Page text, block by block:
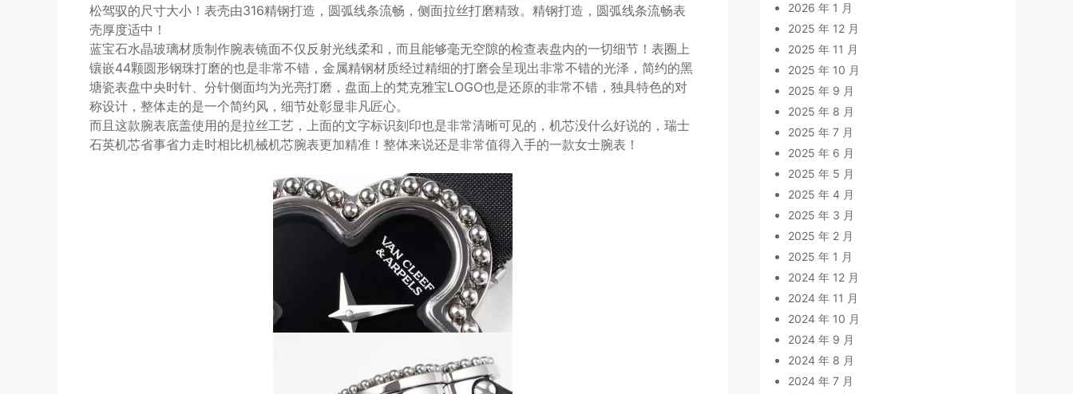
松驾驭的尺寸大小！表壳由316精钢打造，圆弧线条流畅，侧面拉丝打磨精致。精钢打造，圆弧线条流畅表
壳厚度适中！
蓝宝石水晶玻璃材质制作腕表镜面不仅反射光线柔和，而且能够毫无空隙的检查表盘内的一切细节！表圈上
镶嵌44颗圆形钢珠打磨的也是非常不错，金属精钢材质经过精细的打磨会呈现出非常不错的光泽，简约的黑
塘瓷表盘中央时针、分针侧面均为光亮打磨，盘面上的梵克雅宝LOGO也是还原的非常不错，独具特色的对
称设计，整体走的是一个简约风，细节处彰显非凡匠心。
而且这款腕表底盖使用的是拉丝工艺，上面的文字标识刻印也是非常清晰可见的，机芯没什么好说的，瑞士
石英机芯省事省力走时相比机械机芯腕表更加精准！整体来说还是非常值得入手的一款女士腕表！
2026 年 1 月
2025 年 12 月
2025 年 11 月
2025 年 10 月
2025 年 9 月
2025 年 8 月
2025 年 7 月
2025 年 6 月
2025 年 5 月
2025 年 4 月
2025 年 3 月
2025 年 2 月
2025 年 1 月
2024 年 12 月
2024 年 11 月
2024 年 10 月
2024 年 9 月
2024 年 8 月
2024 年 7 月